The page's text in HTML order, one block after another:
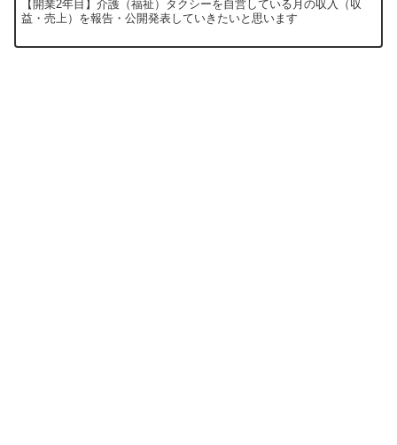
【開業2年目】介護（福祉）タクシーを自営している月の収入（収
益・売上）を報告・公開発表していきたいと思います